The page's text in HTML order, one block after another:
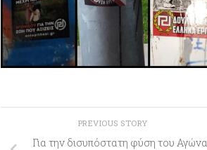
PREVIOUS STORY
Για την δισυπόστατη φύση του Αγώνα